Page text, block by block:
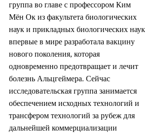
группа во главе с профессором Ким
Мён Ок из факультета биологических
наук и прикладных биологических наук
впервые в мире разработала вакцину
нового поколения, которая
одновременно предотвращает и лечит
болезнь Альцгеймера. Сейчас
исследовательская группа занимается
обеспечением исходных технологий и
трансфером технологий за рубеж для
дальнейшей коммерциализации